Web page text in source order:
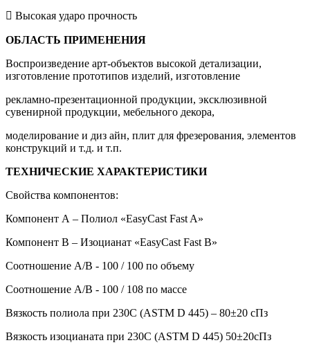
 Высокая ударо прочность
ОБЛАСТЬ ПРИМЕНЕНИЯ
Воспроизведение арт-объектов высокой детализации,
изготовление прототипов изделий, изготовление
рекламно-презентационной продукции, эксклюзивной
сувенирной продукции, мебельного декора,
моделирование и диз айн, плит для фрезерования, элементов
конструкций и т.д. и т.п.
ТЕХНИЧЕСКИЕ ХАРАКТЕРИСТИКИ
Свойства компонентов:
Компонент А – Полиол «EasyCast Fast A»
Компонент B – Изоцианат «EasyCast Fast B»
Соотношение А/В - 100 / 100 по объему
Соотношение А/В - 100 / 108 по массе
Вязкость полиола при 230С (ASTM D 445) – 80±20 сПз
Вязкость изоцианата при 230С (ASTM D 445) 50±20cПз